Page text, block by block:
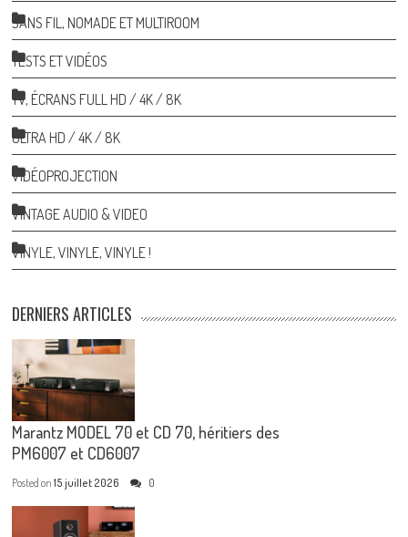
SANS FIL, NOMADE ET MULTIROOM
TESTS ET VIDÉOS
TV, ÉCRANS FULL HD / 4K / 8K
ULTRA HD / 4K / 8K
VIDÉOPROJECTION
VINTAGE AUDIO & VIDEO
VINYLE, VINYLE, VINYLE !
DERNIERS ARTICLES
Marantz MODEL 70 et CD 70, héritiers des
PM6007 et CD6007
Posted on15 juillet 2026 0